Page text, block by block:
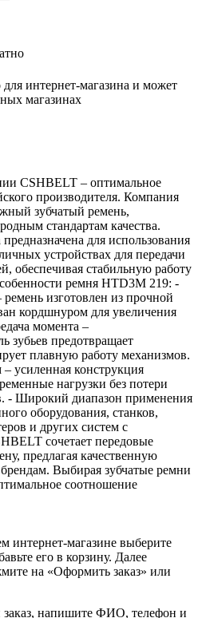
интернет-магазина и может
магазинах
CSHBELT – оптимальное
производителя. Компания
зубчатый ремень,
стандартам качества.
для использования
устройствах для передачи
обеспечивая стабильную работу
ремня HTD3M 219: -
изготовлен из прочной
кордшнуром для увеличения
момента –
зубьев предотвращает
плавную работу механизмов.
– усиленная конструкция
нагрузки без потери
- Широкий диапазон применения
оборудования, станков,
и других систем с
сочетает передовые
предлагая качественную
Выбирая зубчатые ремни
соотношение
интернет-магазине выберите
его в корзину. Далее
на «Оформить заказ» или
заказ, напишите ФИО, телефон и